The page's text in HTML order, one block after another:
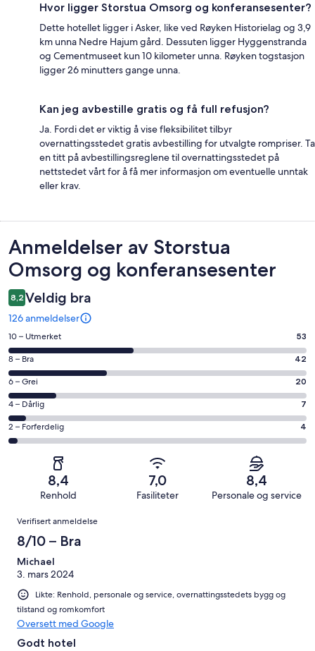
Hvor ligger Storstua Omsorg og konferansesenter?
Dette hotellet ligger i Asker, like ved Røyken Historielag og 3,9
km unna Nedre Hajum gård. Dessuten ligger Hyggenstranda
og Cementmuseet kun 10 kilometer unna. Røyken togstasjon
ligger 26 minutters gange unna.
Kan jeg avbestille gratis og få full refusjon?
Ja. Fordi det er viktig å vise fleksibilitet tilbyr
overnattingsstedet gratis avbestilling for utvalgte rompriser. Ta
en titt på avbestillingsreglene til overnattingsstedet på
nettstedet vårt for å få mer informasjon om eventuelle unntak
eller krav.
Anmeldelser
Anmeldelser av Storstua
Omsorg og konferansesenter
8,2 Veldig bra
126 anmeldelser
Rangering
på
10
−
Utmerket.
53
av
totalt
anmeldelser.
10 – Utmerket 53
Rangering
på
8
−
Bra.
42
anmeldelser.
8 – Bra 42
Rangering
på
6
−
Grei.
anmeldelser.
6 – Grei 20
Rangering
på
4
126
anmeldelser.
4 – Dårlig 7
Rangering
på
Forferdelig.
av
totalt
126
anmeldelser.
2 – Forferdelig 4
8,4
Renhold
7,0
Fasiliteter
8,4
Personale og service
Anmeldelser
Verifisert anmeldelse
8/10 – Bra
Michael
3. mars 2024
Likte: Renhold, personale og service, overnattingsstedets bygg og
tilstand og romkomfort
Oversett med Google
Godt hotel